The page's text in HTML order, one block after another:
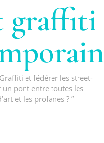
graffiti
et fédérer les street-
pont entre toutes les
et les profanes ? ”